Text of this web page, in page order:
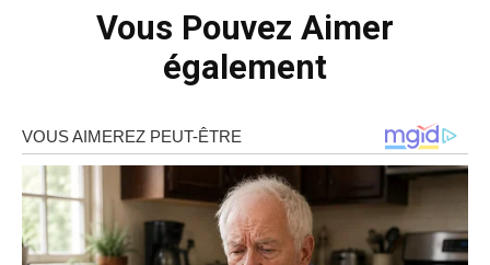
Vous Pouvez Aimer
également